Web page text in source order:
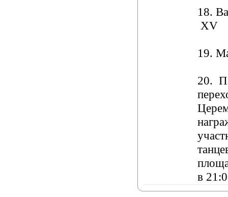
18.
XV
19.
20.
в